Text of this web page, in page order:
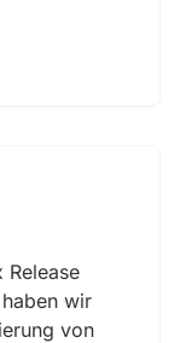
Release
wir
von